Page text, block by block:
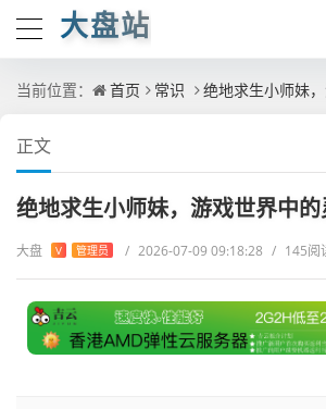
大盘站
当前位置： 首页 常识 绝地求生小师妹，游
正文
绝地求生小师妹，游戏世界中
大盘 V 管理员 / 2026-07-09 09:18:28 / 145阅